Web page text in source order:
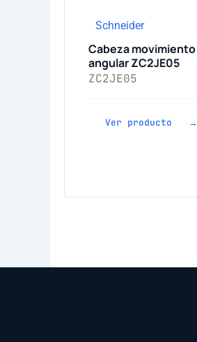
Schneider
Cabeza movimiento
angular ZC2JE05
ZC2JE05
Ver producto →